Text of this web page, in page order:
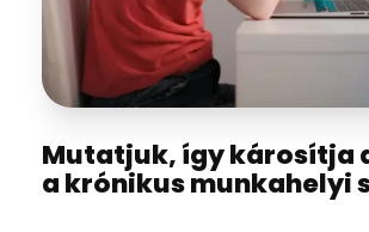
Mutatjuk, így károsítja
a krónikus munkahelyi